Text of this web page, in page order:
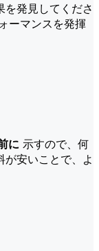
発見してくださ
ーマンスを発揮
に 示すので、何
が安いことで、よ